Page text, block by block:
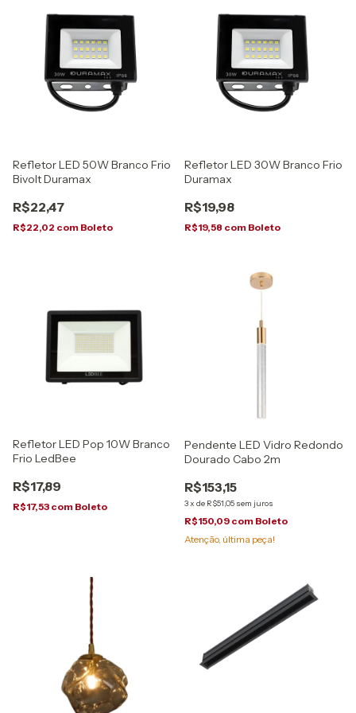
Refletor LED 50W Branco Frio
Bivolt Duramax
R$22,47
R$22,02 com Boleto
Refletor LED 30W Branco Frio
Duramax
R$19,98
R$19,58 com Boleto
Refletor LED Pop 10W Branco
Frio LedBee
R$17,89
R$17,53 com Boleto
Pendente LED Vidro Redondo
Dourado Cabo 2m
R$153,15
3x de R$51,05 sem juros
R$150,09 com Boleto
Atenção, última peça!